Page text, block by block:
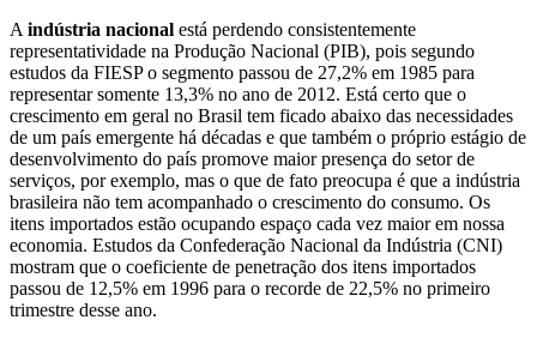
A indústria nacional está perdendo consistentemente
representatividade na Produção Nacional (PIB), pois segundo
estudos da FIESP o segmento passou de 27,2% em 1985 para
representar somente 13,3% no ano de 2012. Está certo que o
crescimento em geral no Brasil tem ficado abaixo das necessidades
de um país emergente há décadas e que também o próprio estágio de
desenvolvimento do país promove maior presença do setor de
serviços, por exemplo, mas o que de fato preocupa é que a indústria
brasileira não tem acompanhado o crescimento do consumo. Os
itens importados estão ocupando espaço cada vez maior em nossa
economia. Estudos da Confederação Nacional da Indústria (CNI)
mostram que o coeficiente de penetração dos itens importados
passou de 12,5% em 1996 para o recorde de 22,5% no primeiro
trimestre desse ano.